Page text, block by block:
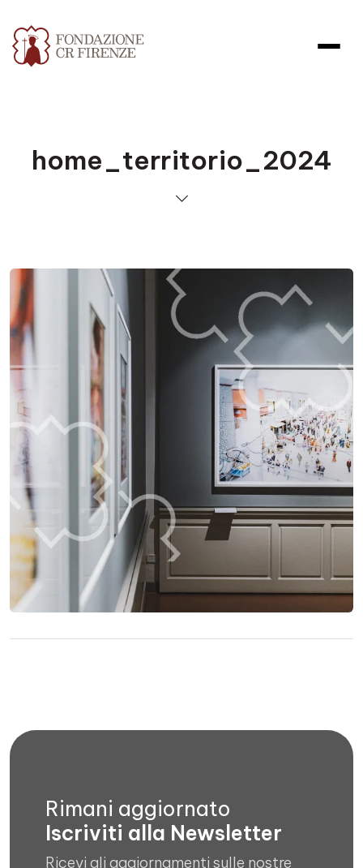
home_territorio_2024
Rimani aggiornato
Iscriviti alla Newsletter
Ricevi gli aggiornamenti sulle nostre